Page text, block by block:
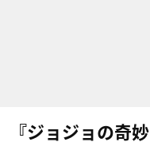
『ジョジョの奇